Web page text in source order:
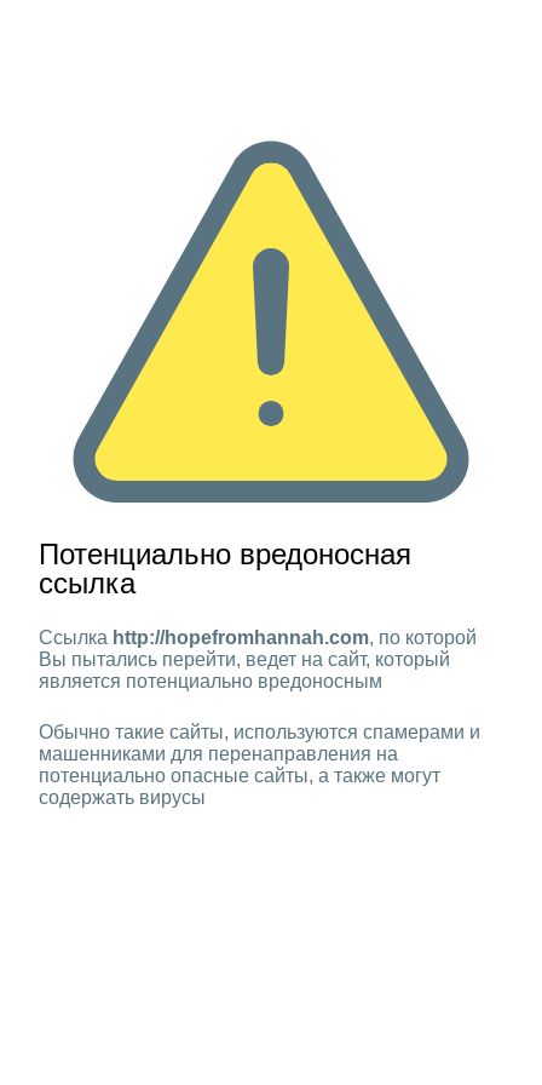
Потенциально вредоносная
ссылка
Ссылка http://hopefromhannah.com, по которой
Вы пытались перейти, ведет на сайт, который
является потенциально вредоносным
Обычно такие сайты, используются спамерами и
машенниками для перенаправления на
потенциально опасные сайты, а также могут
содержать вирусы